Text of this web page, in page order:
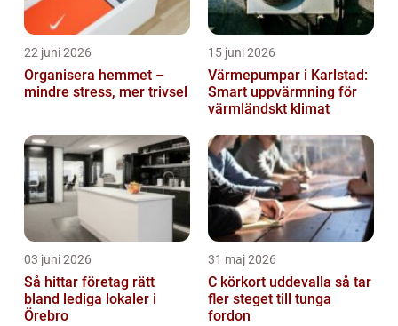
22 juni 2026
Organisera hemmet –
mindre stress, mer trivsel
15 juni 2026
Värmepumpar i Karlstad:
Smart uppvärmning för
värmländskt klimat
03 juni 2026
Så hittar företag rätt
bland lediga lokaler i
Örebro
31 maj 2026
C körkort uddevalla så tar
fler steget till tunga
fordon